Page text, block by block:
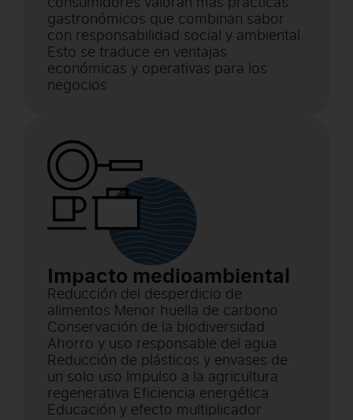
gastronómicos que combinan sabor
con responsabilidad social y ambiental.
Esto se traduce en ventajas
económicas y operativas para los
negocios
Impacto medioambiental
Reducción del desperdicio de
alimentos Menor huella de carbono
Conservación de la biodiversidad
Ahorro y uso responsable del agua
Reducción de plásticos y envases de
un solo uso Impulso a la agricultura
regenerativa Eficiencia energética
Educación y efecto multiplicador